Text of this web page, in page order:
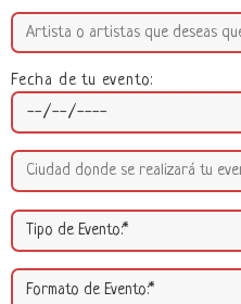
Fecha de tu evento: